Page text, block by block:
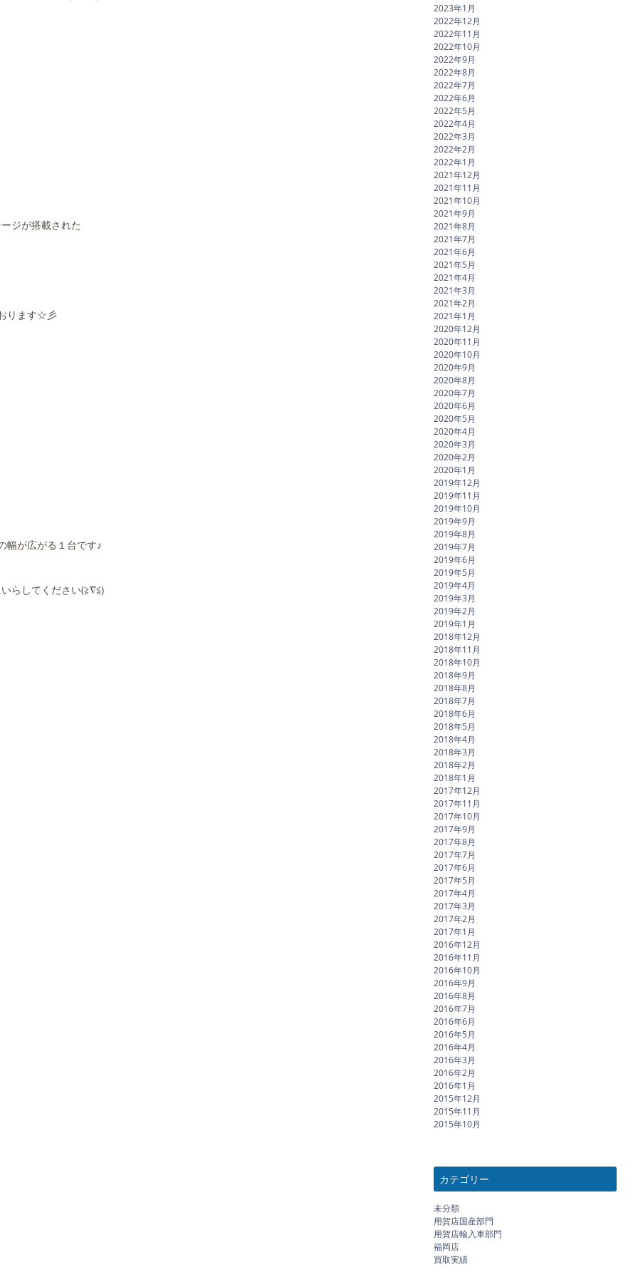
ジが搭載された
ります☆彡
幅が広がる１台です♪
らしてください(≧∇≦)
2023年1月
2022年12月
2022年11月
2022年10月
2022年9月
2022年8月
2022年7月
2022年6月
2022年5月
2022年4月
2022年3月
2022年2月
2022年1月
2021年12月
2021年11月
2021年10月
2021年9月
2021年8月
2021年7月
2021年6月
2021年5月
2021年4月
2021年3月
2021年2月
2021年1月
2020年12月
2020年11月
2020年10月
2020年9月
2020年8月
2020年7月
2020年6月
2020年5月
2020年4月
2020年3月
2020年2月
2020年1月
2019年12月
2019年11月
2019年10月
2019年9月
2019年8月
2019年7月
2019年6月
2019年5月
2019年4月
2019年3月
2019年2月
2019年1月
2018年12月
2018年11月
2018年10月
2018年9月
2018年8月
2018年7月
2018年6月
2018年5月
2018年4月
2018年3月
2018年2月
2018年1月
2017年12月
2017年11月
2017年10月
2017年9月
2017年8月
2017年7月
2017年6月
2017年5月
2017年4月
2017年3月
2017年2月
2017年1月
2016年12月
2016年11月
2016年10月
2016年9月
2016年8月
2016年7月
2016年6月
2016年5月
2016年4月
2016年3月
2016年2月
2016年1月
2015年12月
2015年11月
2015年10月
カテゴリー
未分類
用賀店国産部門
用賀店輸入車部門
福岡店
買取実績